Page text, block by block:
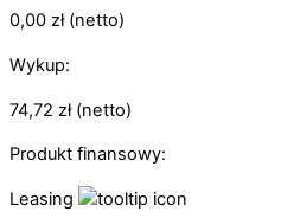
0,00 zł(netto)
Wykup:
74,72 zł(netto)
Produkt finansowy:
Leasing